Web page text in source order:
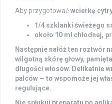
Aby przygotowaćwcierkę
1/4 szklanki świeżego
około 10 ml chłodnej,
Następnie nałóż ten roztwór
wilgotną skórę głowy,
długości włosów. Delikatnie
palców — to wspomoże jej
regulujące.